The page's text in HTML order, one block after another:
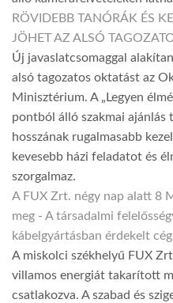
RÖVIDEBB TANÓRÁK ÉS
JÖHET AZ ALSÓ
Új javaslatcsomaggal
alsó tagozatos oktatást az
Minisztérium. A „Legyen
pontból álló szakmai
hosszának rugalmasabb
kevesebb házi feladatot és
szorgalmaz.
A FUX Zrt. négy nap alatt 8
meg - A társadalmi
kábelgyártásban érdekelt
A miskolci székhelyű FUX
villamos energiát takarított
csatlakozva. A szabad és